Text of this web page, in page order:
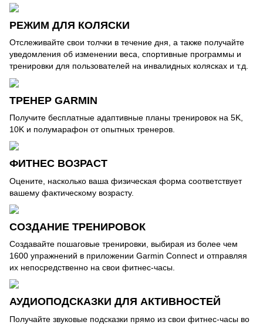
РЕЖИМ ДЛЯ КОЛЯСКИ
Отслеживайте свои толчки в течение дня, а также получайте
уведомления об изменении веса, спортивные программы и
тренировки для пользователей на инвалидных колясках и т.д.
ТРЕНЕР GARMIN
Получите бесплатные адаптивные планы тренировок на 5K,
10K и полумарафон от опытных тренеров.
ФИТНЕС ВОЗРАСТ
Оцените, насколько ваша физическая форма соответствует
вашему фактическому возрасту.
СОЗДАНИЕ ТРЕНИРОВОК
Создавайте пошаговые тренировки, выбирая из более чем
1600 упражнений в приложении Garmin Connect и отправляя
их непосредственно на свои фитнес-часы.
АУДИОПОДСКАЗКИ ДЛЯ АКТИВНОСТЕЙ
Получайте звуковые подсказки прямо из свои фитнес-часы во